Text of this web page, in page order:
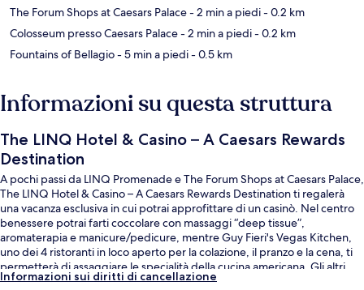
The Forum Shops at Caesars Palace- 2 min a piedi- 0.2 km
Colosseum presso Caesars Palace- 2 min a piedi- 0.2 km
Fountains of Bellagio- 5 min a piedi- 0.5 km
Informazioni su questa struttura
The LINQ Hotel & Casino – A Caesars Rewards
Destination
A pochi passi da LINQ Promenade e The Forum Shops at Caesars Palace,
The LINQ Hotel & Casino – A Caesars Rewards Destination ti regalerà
una vacanza esclusiva in cui potrai approfittare di un casinò. Nel centro
benessere potrai farti coccolare con massaggi “deep tissue”,
aromaterapia e manicure/pedicure, mentre Guy Fieri's Vegas Kitchen,
uno dei 4 ristoranti in loco aperto per la colazione, il pranzo e la cena, ti
permetterà di assaggiare le specialità della cucina americana. Gli altri
punti di forza della struttura includono 4 bar/lounge, una palestra
Informazioni sui diritti di cancellazione